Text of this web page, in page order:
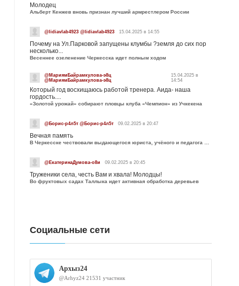
Молодец
Альберт Кенжев вновь признан лучший армрестлером России
@lidiavlab4923 @lidiavlab4923 15.04.2025 в 14:55
Почему на Ул.Парковой запущены клумбы ?земля до сих пор
несколько...
Весеннее озеленение Черкесска идет полным ходом
@МариямБайрамкулова-э8ц
@МариямБайрамкулова-э8ц
15.04.2025 в
14:54
Который год восхищаюсь работой тренера. Аида- наша
гордость....
«Золотой урожай» собирают пловцы клуба «Чемпион» из Учкекена
@Борис-р4л5т @Борис-р4л5т 09.02.2025 в 20:47
Вечная память
@ЕкатеринаДумова-о8и 09.02.2025 в 20:45
Труженики села, честь Вам и хвала! Молодцы!
Во фруктовых садах Таллыка идет активная обработка деревьев
Социальные сети